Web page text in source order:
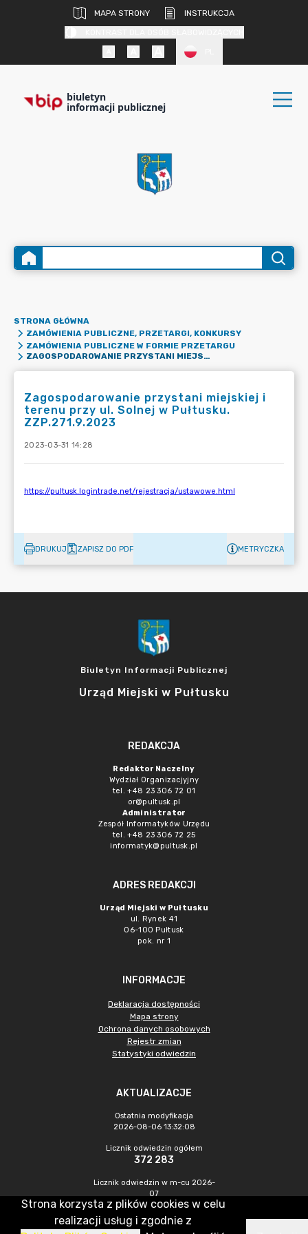
MAPA STRONY
INSTRUKCJA
biuletyn
informacji publicznej
STRONA GŁÓWNA
ZAMÓWIENIA PUBLICZNE, PRZETARGI, KONKURSY
ZAMÓWIENIA PUBLICZNE W FORMIE PRZETARGU
ZAGOSPODAROWANIE PRZYSTANI MIEJSKIEJ I TERENU PRZY UL. SOLNEJ W PUŁTUSKU. ZZP.271.9.2023
Zagospodarowanie przystani miejskiej i
terenu przy ul. Solnej w Pułtusku.
ZZP.271.9.2023
2023-03-31 14:28
DRUKUJ ZAPISZ DO PDF METRYCZKA
Biuletyn Informacji Publicznej
Urząd Miejski w Pułtusku
REDAKCJA
Redaktor Naczelny
Wydział Organizacjyjny
tel. +48 23 306 72 01
or@pultusk.pl
Administrator
Zespół Informatyków Urzędu
tel. +48 23 306 72 25
informatyk@pultusk.pl
ADRES REDAKCJI
Urząd Miejski w Pułtusku
ul. Rynek 41
06-100 Pułtusk
pok. nr 1
INFORMACJE
Deklaracja dostępności
Mapa strony
Ochrona danych osobowych
Rejestr zmian
Statystyki odwiedzin
AKTUALIZACJE
Ostatnia modyfikacja
2026-08-06 13:32:08
Licznik odwiedzin ogółem
372 283
Licznik odwiedzin w m-cu 2026-
07
987
Strona korzysta z plików cookies w celu
realizacji usług i zgodnie z